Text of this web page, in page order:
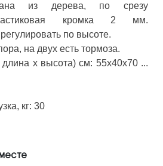
из дерева, по срезу
кромка 2 мм.
по высоте.
на двух есть тормоза.
х высота) см: 55х40х70 ...
кг: 30